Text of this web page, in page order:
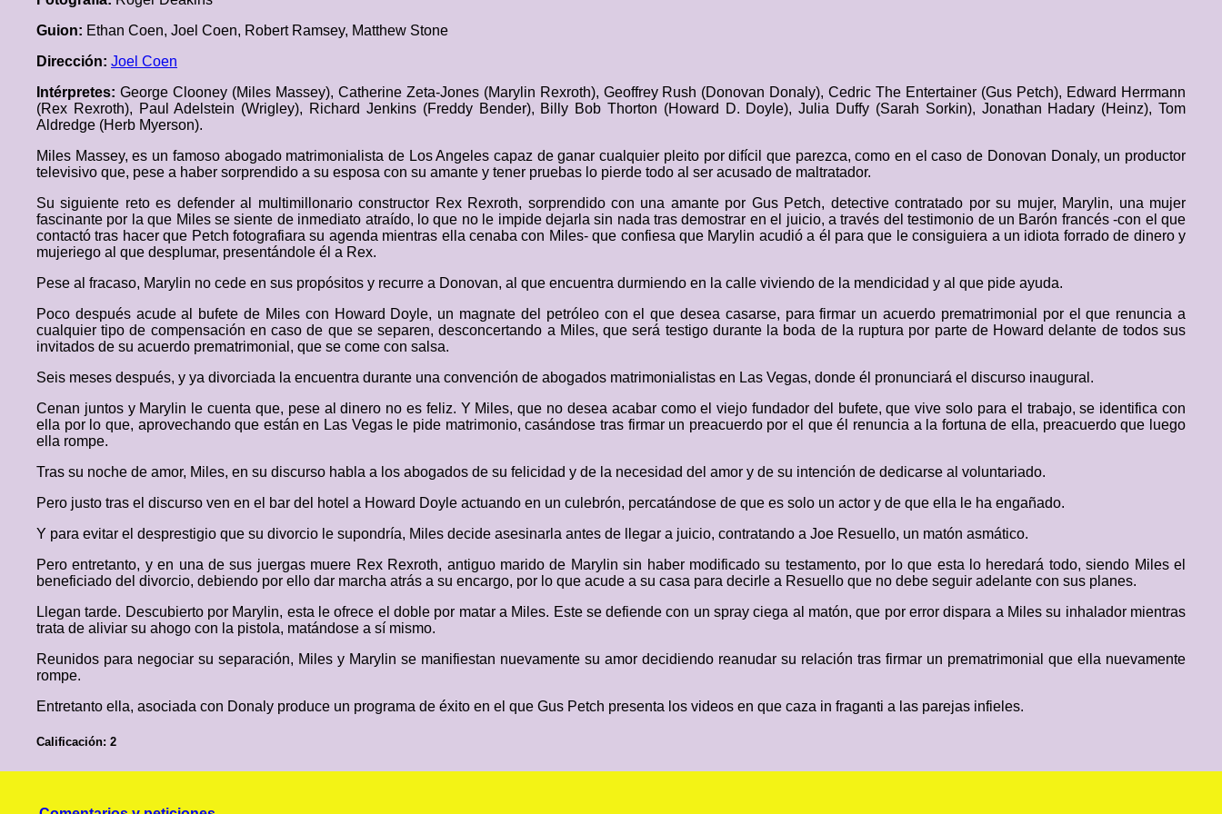
Guion: Ethan Coen, Joel Coen, Robert Ramsey, Matthew Stone
Dirección: Joel Coen
Intérpretes: George Clooney (Miles Massey), Catherine Zeta-Jones (Marylin Rexroth), Geoffrey Rush (Donovan Donaly), Cedric The Entertainer (Gus Petch), Edward Herrmann
(Rex Rexroth), Paul Adelstein (Wrigley), Richard Jenkins (Freddy Bender), Billy Bob Thorton (Howard D. Doyle), Julia Duffy (Sarah Sorkin), Jonathan Hadary (Heinz), Tom
Aldredge (Herb Myerson).
Miles Massey, es un famoso abogado matrimonialista de Los Angeles capaz de ganar cualquier pleito por difícil que parezca, como en el caso de Donovan Donaly, un productor
televisivo que, pese a haber sorprendido a su esposa con su amante y tener pruebas lo pierde todo al ser acusado de maltratador.
Su siguiente reto es defender al multimillonario constructor Rex Rexroth, sorprendido con una amante por Gus Petch, detective contratado por su mujer, Marylin, una mujer
fascinante por la que Miles se siente de inmediato atraído, lo que no le impide dejarla sin nada tras demostrar en el juicio, a través del testimonio de un Barón francés -con el que
contactó tras hacer que Petch fotografiara su agenda mientras ella cenaba con Miles- que confiesa que Marylin acudió a él para que le consiguiera a un idiota forrado de dinero y
mujeriego al que desplumar, presentándole él a Rex.
Pese al fracaso, Marylin no cede en sus propósitos y recurre a Donovan, al que encuentra durmiendo en la calle viviendo de la mendicidad y al que pide ayuda.
Poco después acude al bufete de Miles con Howard Doyle, un magnate del petróleo con el que desea casarse, para firmar un acuerdo prematrimonial por el que renuncia a
cualquier tipo de compensación en caso de que se separen, desconcertando a Miles, que será testigo durante la boda de la ruptura por parte de Howard delante de todos sus
invitados de su acuerdo prematrimonial, que se come con salsa.
Seis meses después, y ya divorciada la encuentra durante una convención de abogados matrimonialistas en Las Vegas, donde él pronunciará el discurso inaugural.
Cenan juntos y Marylin le cuenta que, pese al dinero no es feliz. Y Miles, que no desea acabar como el viejo fundador del bufete, que vive solo para el trabajo, se identifica con
ella por lo que, aprovechando que están en Las Vegas le pide matrimonio, casándose tras firmar un preacuerdo por el que él renuncia a la fortuna de ella, preacuerdo que luego
ella rompe.
Tras su noche de amor, Miles, en su discurso habla a los abogados de su felicidad y de la necesidad del amor y de su intención de dedicarse al voluntariado.
Pero justo tras el discurso ven en el bar del hotel a Howard Doyle actuando en un culebrón, percatándose de que es solo un actor y de que ella le ha engañado.
Y para evitar el desprestigio que su divorcio le supondría, Miles decide asesinarla antes de llegar a juicio, contratando a Joe Resuello, un matón asmático.
Pero entretanto, y en una de sus juergas muere Rex Rexroth, antiguo marido de Marylin sin haber modificado su testamento, por lo que esta lo heredará todo, siendo Miles el
beneficiado del divorcio, debiendo por ello dar marcha atrás a su encargo, por lo que acude a su casa para decirle a Resuello que no debe seguir adelante con sus planes.
Llegan tarde. Descubierto por Marylin, esta le ofrece el doble por matar a Miles. Este se defiende con un spray ciega al matón, que por error dispara a Miles su inhalador mientras
trata de aliviar su ahogo con la pistola, matándose a sí mismo.
Reunidos para negociar su separación, Miles y Marylin se manifiestan nuevamente su amor decidiendo reanudar su relación tras firmar un prematrimonial que ella nuevamente
rompe.
Entretanto ella, asociada con Donaly produce un programa de éxito en el que Gus Petch presenta los videos en que caza in fraganti a las parejas infieles.
Calificación: 2